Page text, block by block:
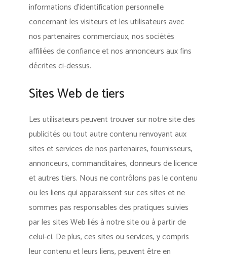
informations d’identification personnelle
concernant les visiteurs et les utilisateurs avec
nos partenaires commerciaux, nos sociétés
affiliées de confiance et nos annonceurs aux fins
décrites ci-dessus.
Sites Web de tiers
Les utilisateurs peuvent trouver sur notre site des
publicités ou tout autre contenu renvoyant aux
sites et services de nos partenaires, fournisseurs,
annonceurs, commanditaires, donneurs de licence
et autres tiers. Nous ne contrôlons pas le contenu
ou les liens qui apparaissent sur ces sites et ne
sommes pas responsables des pratiques suivies
par les sites Web liés à notre site ou à partir de
celui-ci. De plus, ces sites ou services, y compris
leur contenu et leurs liens, peuvent être en